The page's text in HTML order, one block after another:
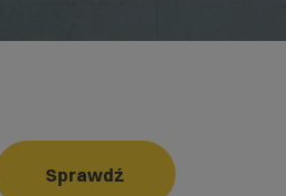
Sprawdź